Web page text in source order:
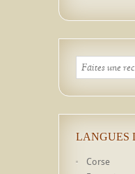
LANGUES
Corse